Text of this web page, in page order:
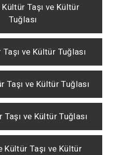
Kültür Taşı ve Kültür
Tuğlası
ve Kültür Tuğlası
Taşı ve Kültür Tuğlası
ve Kültür Tuğlası
Kültür Taşı ve Kültür